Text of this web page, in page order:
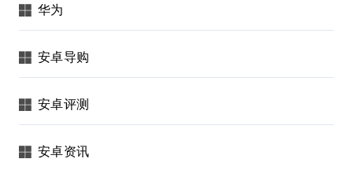
华为
安卓导购
安卓评测
安卓资讯